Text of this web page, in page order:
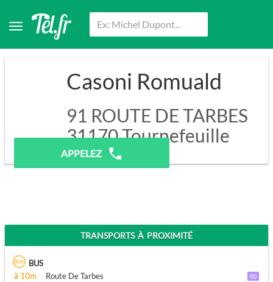
Casoni Romuald
91 ROUTE DE TARBES
31170Tournefeuille
APPELEZ
TRANSPORTS À PROXIMITÉ
BUS
à 10m
Route De Tarbes